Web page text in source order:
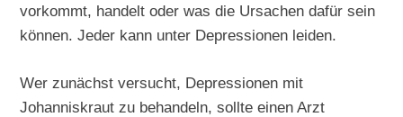
vorkommt, handelt oder was die Ursachen dafür sein
können. Jeder kann unter Depressionen leiden.
Wer zunächst versucht, Depressionen mit
Johanniskraut zu behandeln, sollte einen Arzt